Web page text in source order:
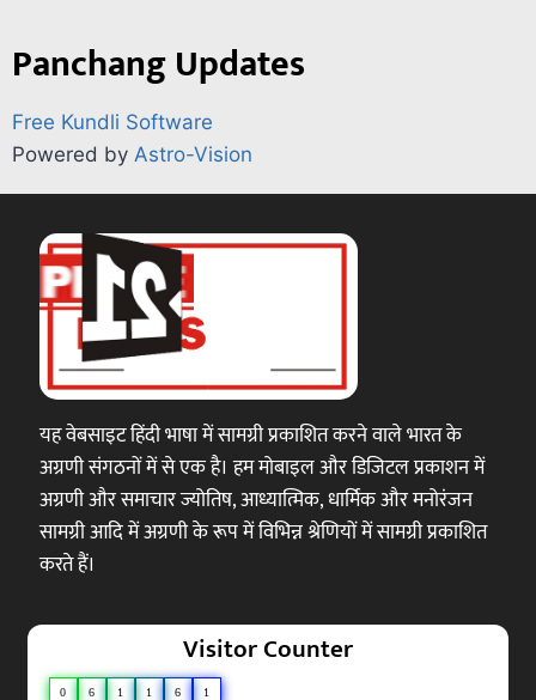
Panchang Updates
Free Kundli Software
Powered by Astro-Vision
यह वेबसाइट हिंदी भाषा में सामग्री प्रकाशित करने वाले भारत के
अग्रणी संगठनों में से एक है। हम मोबाइल और डिजिटल प्रकाशन में
अग्रणी और समाचार ज्योतिष, आध्यात्मिक, धार्मिक और मनोरंजन
सामग्री आदि में अग्रणी के रूप में विभिन्न श्रेणियों में सामग्री प्रकाशित
करते हैं।
Visitor Counter
0 6 1 1 6 1